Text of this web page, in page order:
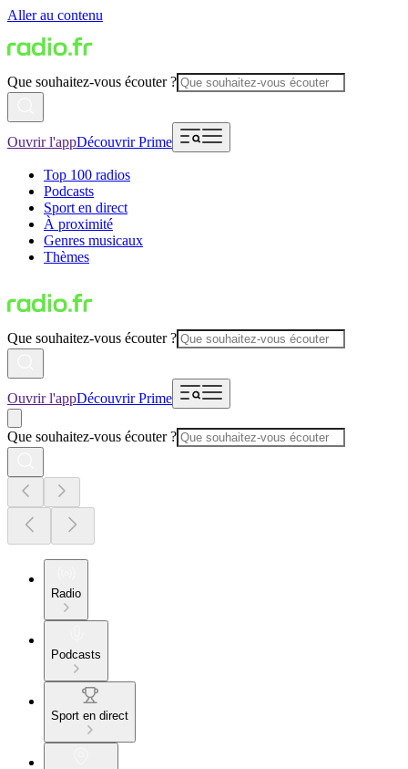
Aller au contenu
Que souhaitez-vous écouter ?
Ouvrir l'appDécouvrir Prime
Top 100 radios
Podcasts
Sport en direct
À proximité
Genres musicaux
Thèmes
Que souhaitez-vous écouter ?
Ouvrir l'appDécouvrir Prime
Que souhaitez-vous écouter ?
Radio
Podcasts
Sport en direct